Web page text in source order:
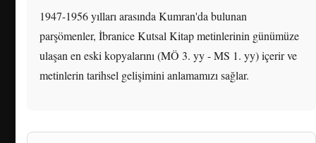
1947-1956 yılları arasında Kumran'da bulunan
parşömenler, İbranice Kutsal Kitap metinlerinin günümüze
ulaşan en eski kopyalarını (MÖ 3. yy - MS 1. yy) içerir ve
metinlerin tarihsel gelişimini anlamamızı sağlar.